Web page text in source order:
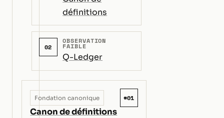
définitions
02
OBSERVATION
FAIBLE
Q-Ledger
Fondation canonique #01
Canon de définitions